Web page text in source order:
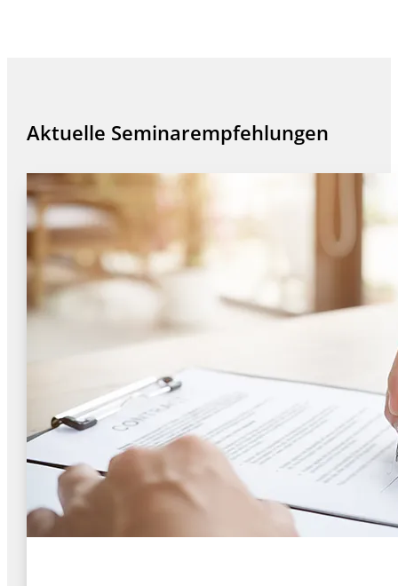
Aktuelle Seminarempfehlungen